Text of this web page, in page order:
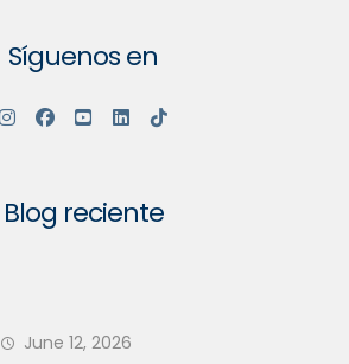
Síguenos en
Blog reciente
Su PH Preparado?
June 12, 2026